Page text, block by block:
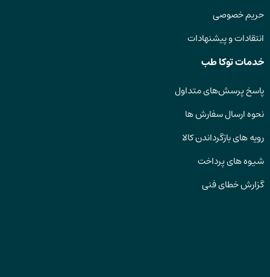
حریم خصوصی
انتقادات و پیشنهادات
خدمات توکا طب
پاسخ پرسش‌های متداول
نحوه ارسال سفارش ها
رویه های بازگرداندن کالا
شیوه های پرداخت
گزارش خطای فنی